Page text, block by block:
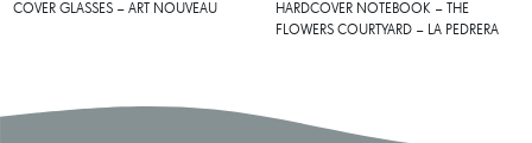
COVER GLASSES – ART NOUVEAU
HARDCOVER NOTEBOOK – THE
FLOWERS COURTYARD – LA PEDRERA